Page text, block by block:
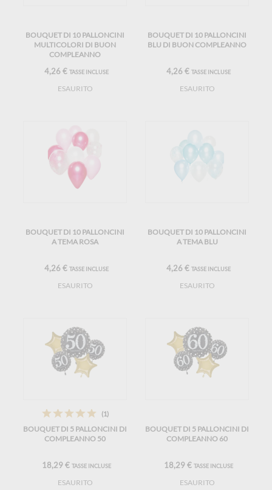
BOUQUET DI 10 PALLONCINI
MULTICOLORI DI BUON
COMPLEANNO
4,26 € TASSE INCLUSE
ESAURITO
BOUQUET DI 10 PALLONCINI
BLU DI BUON COMPLEANNO
4,26 € TASSE INCLUSE
ESAURITO
BOUQUET DI 10 PALLONCINI
A TEMA ROSA
4,26 € TASSE INCLUSE
ESAURITO
BOUQUET DI 10 PALLONCINI
A TEMA BLU
4,26 € TASSE INCLUSE
ESAURITO
(1)
BOUQUET DI 5 PALLONCINI DI
COMPLEANNO 50
18,29 € TASSE INCLUSE
ESAURITO
BOUQUET DI 5 PALLONCINI DI
COMPLEANNO 60
18,29 € TASSE INCLUSE
ESAURITO